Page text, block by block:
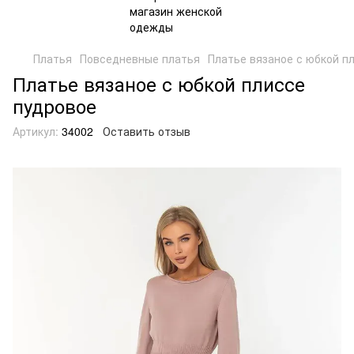
Платья Повседневные платья Платье вязаное с юбкой
Платье вязаное с юбкой плиссе
пудровое
Артикул: 34002 Оставить отзыв